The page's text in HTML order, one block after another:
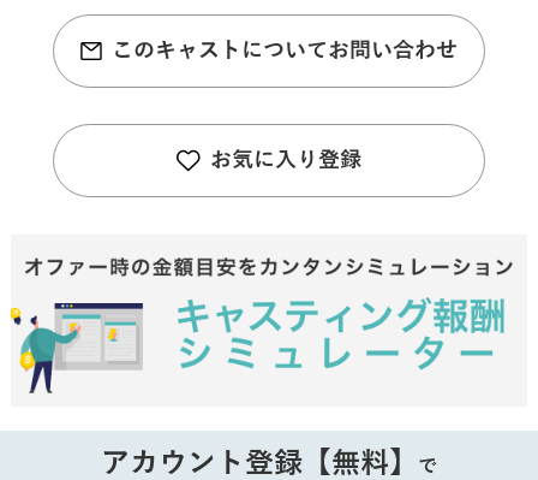
このキャストについてお問い合わせ
お気に入り登録
アカウント登録【無料】 で